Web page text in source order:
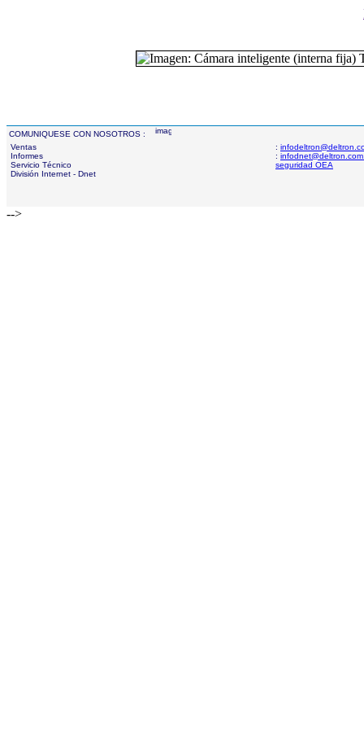
COMUNIQUESE CON NOSOTROS :
Ventas
Informes
Servicio Técnico
División Internet - Dnet
:
:
seguridad OEA
-->